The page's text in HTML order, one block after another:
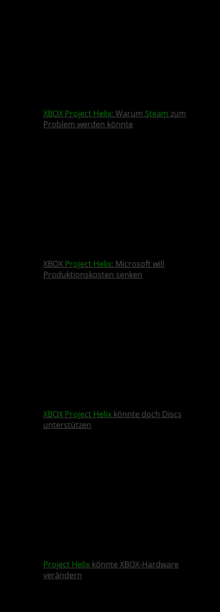
XBOX Project Helix: Warum Steam zum
Problem werden könnte
XBOX Project Helix: Microsoft will
Produktionskosten senken
XBOX Project Helix könnte doch Discs
unterstützen
Project Helix könnte XBOX-Hardware
verändern